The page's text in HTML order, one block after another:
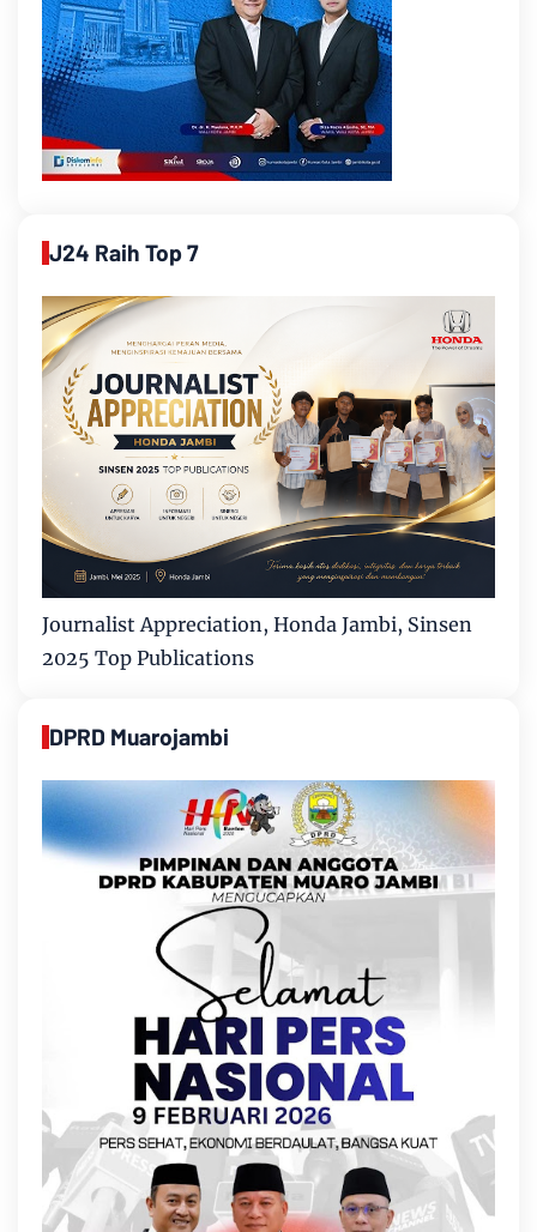
J24 Raih Top 7
Journalist Appreciation, Honda Jambi, Sinsen
2025 Top Publications
DPRD Muarojambi